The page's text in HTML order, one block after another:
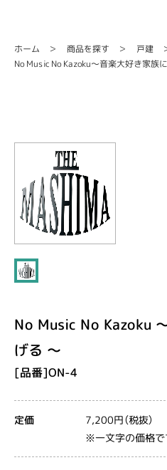
ホーム 商品を探す 戸建
No Music No Kazoku～音楽大好き家族
No Music No Kazoku
げる ～
[品番]ON-4
定価 7,200円（税抜）
※一文字の価格で